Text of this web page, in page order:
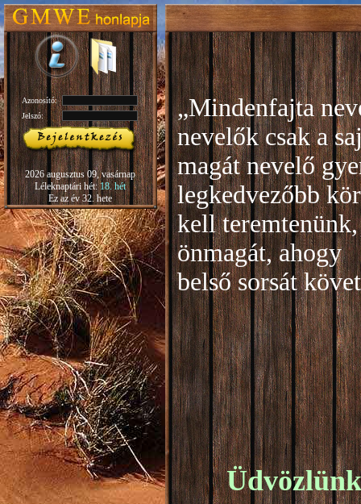
Azonosító:
Jelszó:
2026 augusztus 09, vasárnap
Léleknaptári hét:18. hét
Ez az év 32. hete
„Mindenfajta
nevelők csak a
magát nevelő
legkedvezőbb
kell
önmagát, ahogy
belső sorsát